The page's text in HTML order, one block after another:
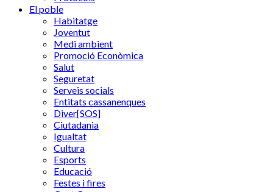
El poble
Habitatge
Joventut
Medi ambient
Promoció Econòmica
Salut
Seguretat
Serveis socials
Entitats cassanenques
Diver[SOS]
Ciutadania
Igualtat
Cultura
Esports
Educació
Festes i fires